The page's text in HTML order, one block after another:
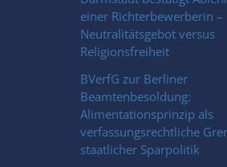
einer Richterbewerberin –
Neutralitätsgebot versus
Religionsfreiheit
BVerfG zur Berliner
Beamtenbesoldung:
Alimentationsprinzip als
verfassungsrechtliche
staatlicher Sparpolitik